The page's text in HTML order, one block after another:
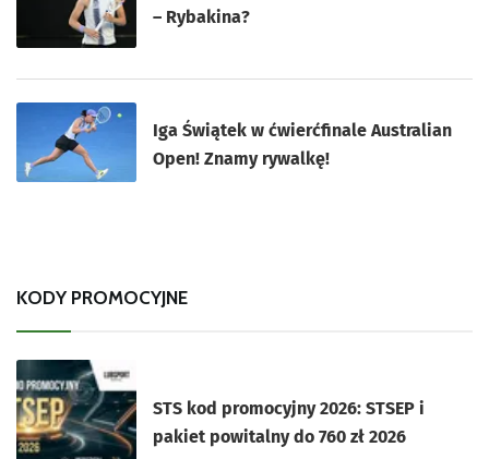
– Rybakina?
Iga Świątek w ćwierćfinale Australian
Open! Znamy rywalkę!
KODY PROMOCYJNE
STS kod promocyjny 2026: STSEP i
pakiet powitalny do 760 zł 2026